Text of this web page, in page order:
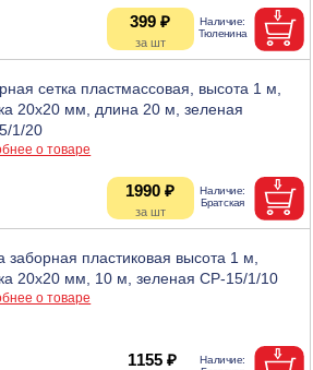
399 ₽
сетка пластмассовая, высота 1 м,
20х20 мм, длина 20 м, зеленая
1/20
о товаре
1990 ₽
заборная пластиковая высота 1 м,
20х20 мм, 10 м, зеленая СР-15/1/10
о товаре
1155 ₽